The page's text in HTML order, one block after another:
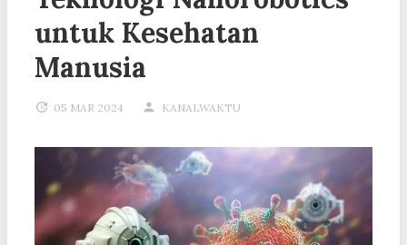
untuk Kesehatan
Manusia
05 MAR 2024 KANALWAKTU